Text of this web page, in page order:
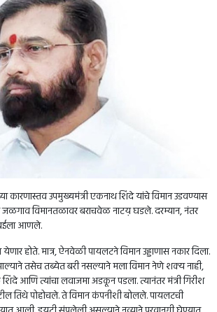
उपमुख्यमंत्री एकनाथ शिंदे यांचे विमान उडवण्यास
विमानतळावर बराचवेळ नाटय़ घडले. दरम्यान, नंतर
आणले.
होते. मात्र, ऐनवेळी पायलटने विमान उड्डाणास नकार दिला.
तसेच तब्येत बरी नसल्याने मला विमान नेणे शक्य नाही,
आणि त्यांचा लवाजमा अडकून पडला. त्यानंतर मंत्री गिरीश
तिथे पोहोचले. ते विमान कंपनीशी बोलले. पायलटची